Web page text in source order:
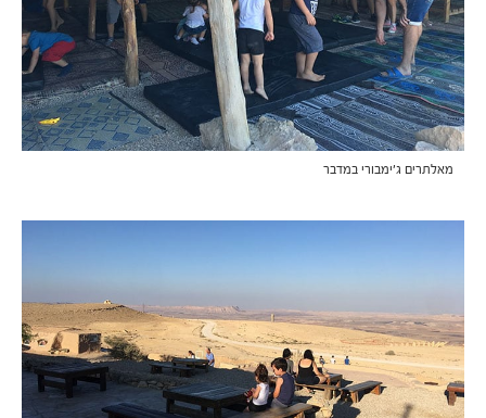
מאלתרים ג'ימבורי במדבר